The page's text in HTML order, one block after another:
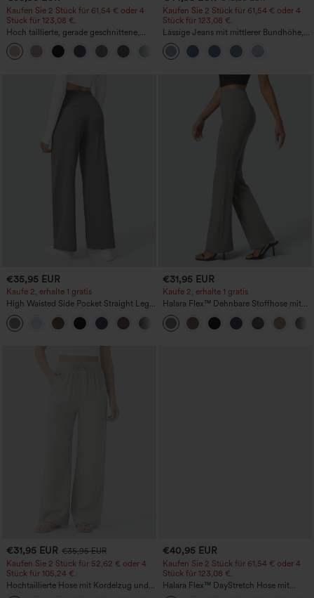
Kaufen Sie 2 Stück für 61,54 € oder 4
Stück für 123,08 €.
Hoch taillierte, gerade geschnittene,
legere Leinen-Optik-Hose mit Taschen
+5
Kaufen Sie 2 Stück für 61,54 € oder 4
Stück für 123,08 €.
Lässige Jeans mit mittlerer Bundhöhe,
Kordelzug und Taschen
€35,95 EUR
Kaufe 2, erhalte 1 gratis
High Waisted Side Pocket Straight Leg
Work Pants
+23
€31,95 EUR
Kaufe 2, erhalte 1 gratis
Halara Flex™ Dehnbare Stoffhose mit
hohem Bund und Seitentasche hinten
€31,95 EUR €35,95 EUR
Kaufen Sie 2 Stück für 52,62 € oder 4
Stück für 105,24 €.
Hochtaillierte Hose mit Kordelzug und
Taschen, weitem Bein, lässig und locker
€40,95 EUR
Kaufen Sie 2 Stück für 61,54 € oder 4
Stück für 123,08 €.
Halara Flex™ DayStretch Hose mit
mittlerer Bundhöhe, seitlicher